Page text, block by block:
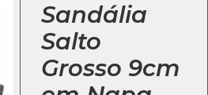
Sandália
Salto
Grosso 9cm